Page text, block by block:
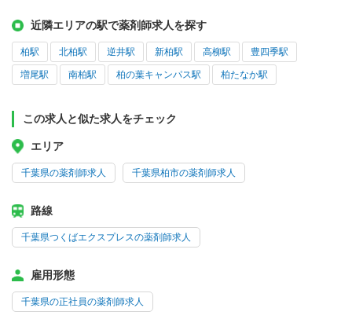
近隣エリアの駅で薬剤師求人を探す
柏駅 北柏駅 逆井駅 新柏駅 高柳駅 豊四季駅
増尾駅 南柏駅 柏の葉キャンパス駅 柏たなか駅
この求人と似た求人をチェック
エリア
千葉県の薬剤師求人 千葉県柏市の薬剤師求人
路線
千葉県つくばエクスプレスの薬剤師求人
雇用形態
千葉県の正社員の薬剤師求人